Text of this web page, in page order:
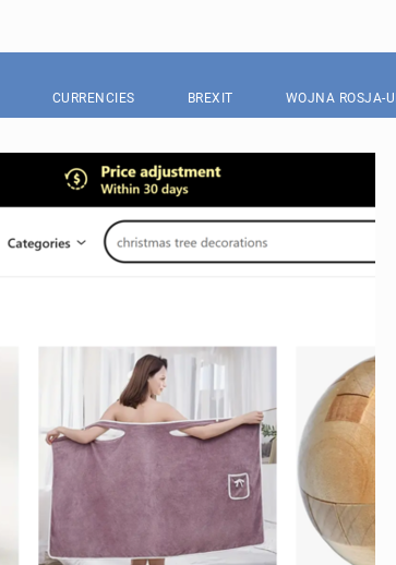
CURRENCIES BREXIT WOJNA ROSJA-